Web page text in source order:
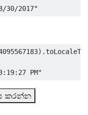
30/2017"
).
PM"
කරන්න